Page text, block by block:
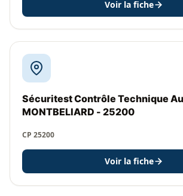
Voir la fiche
Sécuritest Contrôle Technique
MONTBELIARD - 25200
CP 25200
Voir la fiche